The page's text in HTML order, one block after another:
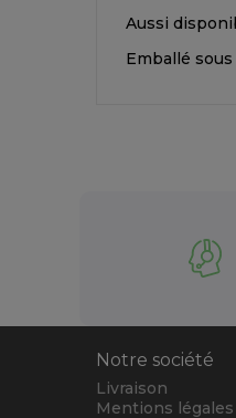
Aussi
Emballé
Notre société
Livraison
Mentions légales